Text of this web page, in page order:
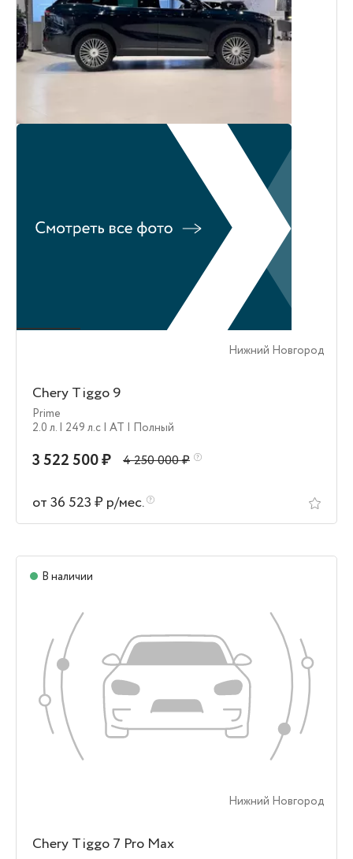
Нижний Новгород
Chery Tiggo 9
Prime
2.0 л. | 249 л.c | AT | Полный
3 522 500 ₽ 4 250 000 ₽
от 36 523 ₽ р/мес.
В наличии
Нижний Новгород
Chery Tiggo 7 Pro Max